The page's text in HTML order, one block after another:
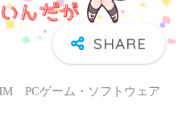
PCゲーム・ソフトウェア